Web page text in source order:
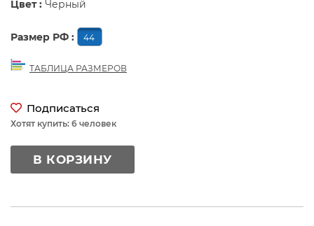
Цвет : Черный
Размер РФ : 44
ТАБЛИЦА РАЗМЕРОВ
Подписаться
Хотят купить: 6 человек
В КОРЗИНУ